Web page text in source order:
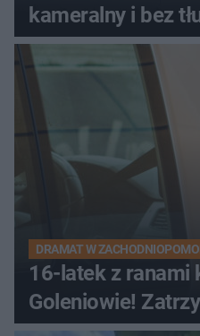
kameralny i bez
DRAMAT W
16-latek z ranami
Goleniowie!